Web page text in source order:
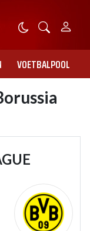
VOETBALPOOL